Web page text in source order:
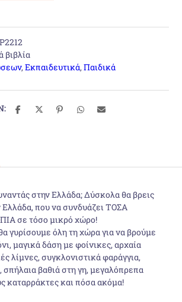
βιβλία
,Εκπαιδευτικά,Παιδικά
στην Ελλάδα; Δύσκολα θα βρεις
Ελλάδα, που να συνδυάζει ΤΟΣΑ
σε τόσο μικρό χώρο!
γυρίσουμε όλη τη χώρα για να βρούμε
μαγικά δάση με φοίνικες, αρχαία
λίμνες, συγκλονιστικά φαράγγια,
σπήλαια βαθιά στη γη, μεγαλόπρεπα
καταρράκτες και πόσα ακόμα!